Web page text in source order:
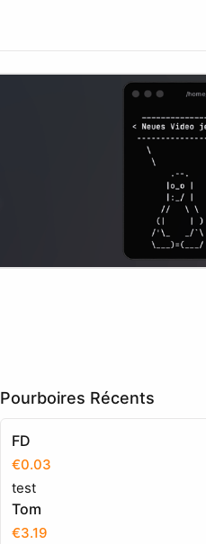
Pourboires Récents
FD
€0.03
test
Tom
€3.19